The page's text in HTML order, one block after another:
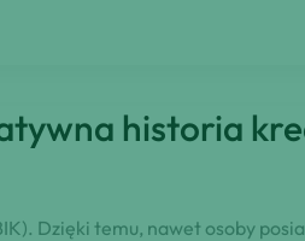
historia
Dzięki temu, nawet osoby